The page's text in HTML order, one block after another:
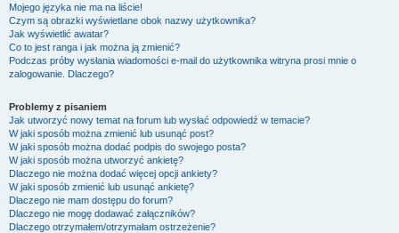
Mojego języka nie ma na liście!
Czym są obrazki wyświetlane obok nazwy użytkownika?
Jak wyświetlić awatar?
Co to jest ranga i jak można ją zmienić?
Podczas próby wysłania wiadomości e-mail do użytkownika witryna prosi mnie o
zalogowanie. Dlaczego?
Problemy z pisaniem
Jak utworzyć nowy temat na forum lub wysłać odpowiedź w temacie?
W jaki sposób można zmienić lub usunąć post?
W jaki sposób można dodać podpis do swojego posta?
W jaki sposób można utworzyć ankietę?
Dlaczego nie można dodać więcej opcji ankiety?
W jaki sposób zmienić lub usunąć ankietę?
Dlaczego nie mam dostępu do forum?
Dlaczego nie mogę dodawać załączników?
Dlaczego otrzymałem/otrzymałam ostrzeżenie?